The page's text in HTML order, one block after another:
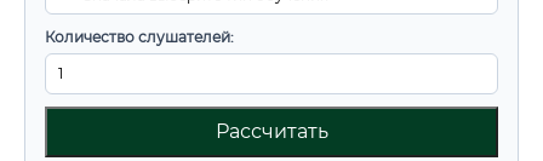
Количество слушателей:
Рассчитать